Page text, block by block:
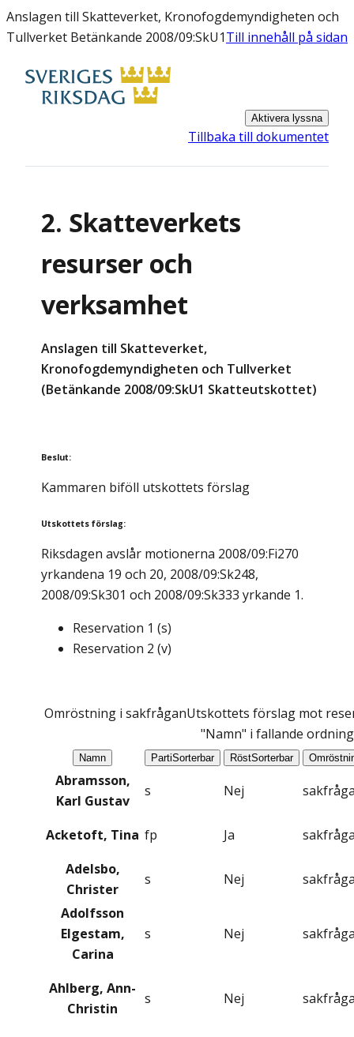
Anslagen till Skatteverket, Kronofogdemyndigheten och
Tullverket Betänkande 2008/09:SkU1Till innehåll på sidan
Aktivera lyssna
Tillbaka till dokumentet
2. Skatteverkets
resurser och
verksamhet
Anslagen till Skatteverket,
Kronofogdemyndigheten och Tullverket
(Betänkande 2008/09:SkU1 Skatteutskottet)
Beslut:
Kammaren biföll utskottets förslag
Utskottets förslag:
Riksdagen avslår motionerna 2008/09:Fi270
yrkandena 19 och 20, 2008/09:Sk248,
2008/09:Sk301 och 2008/09:Sk333 yrkande 1.
Reservation 1 (s)
Reservation 2 (v)
Omröstning i sakfråganUtskottets förslag mot
"Namn" i fallande ordning
Namn PartiSorterbar RöstSorterbar
Abramsson,
Karl Gustav
s Nej
Acketoft, Tina fp Ja
Adelsbo,
Christer
s Nej
Adolfsson
Elgestam,
Carina
s Nej
Ahlberg, Ann-
Christin
s Nej